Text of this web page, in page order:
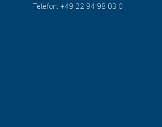
Telefon: +49 22 94 98 03 0